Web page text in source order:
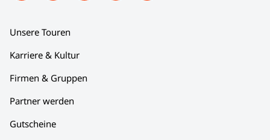
Unsere Touren
Karriere & Kultur
Firmen & Gruppen
Partner werden
Gutscheine